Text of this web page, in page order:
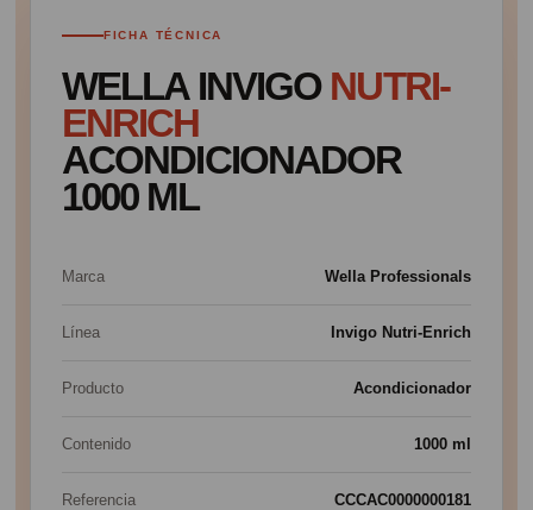
FICHA TÉCNICA
WELLA INVIGO NUTRI-
ENRICH
ACONDICIONADOR
1000 ML
Marca Wella Professionals
Línea Invigo Nutri-Enrich
Producto Acondicionador
Contenido 1000 ml
Referencia CCCAC0000000181